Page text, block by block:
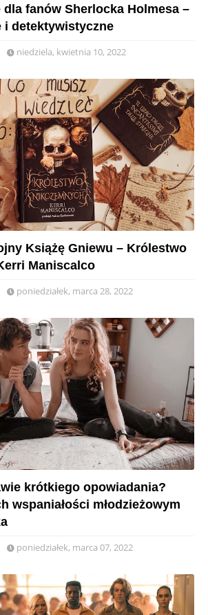
fanów Sherlocka Holmesa –
i detektywistyczne
niedziela, kwietnia 10, 2022
Książę Gniewu – Królestwo
Maniscalco
poniedziałek, marca 28, 2022
krótkiego opowiadania?
wspaniałości młodzieżowym
poniedziałek, marca 07, 2022